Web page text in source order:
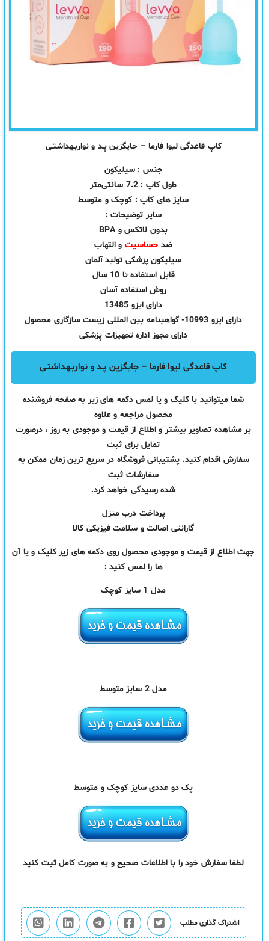
کاپ قاعدگی لیوا فارما – جایگزین پـد و نواربـهداشتـی
جنس : سیلیکون
طول کاپ : 7.2 سانتی‌متر
سایز های کاپ : کوچک و متوسط
سایر توضیحات :
بدون لاتکس و BPA
ضدحساسیت و التهاب
سیلیکون پزشکی تولید آلمان
قابل استفاده تا 10 سال
روش استفاده آسان
دارای ایزو 13485
دارای ایزو 10993- گواهینامه بین المللی زیست سازگاری محصول
دارای مجوز اداره تجهیزات پزشکی
کاپ قاعدگی لیوا فارما – جایگزین پـد و نواربـهداشتـی
شما میتوانید با کلیک و یا لمس دکمه های زیر به صفحه فروشنده
محصول مراجعه و علاوه
بر مشاهده تصاویر بیشتر و اطلاع از قیمت و موجودی به روز ، درصورت
تمایل برای ثبت
سفارش اقدام کنید. پشتیبانی فروشگاه در سریع ترین زمان ممکن به
سفارشات ثبت
شده رسیدگی خواهد کرد.
پرداخت درب منزل
گارانتی اصالت و سلامت فیزیکی کالا
جهت اطلاع از قیمت و موجودی محصول روی دکمه های زیر کلیک و یا آن
ها را لمس کنید :
مدل 1 سایز کوچک
مدل 2 سایز متوسط
پک دو عددی سایز کوچک و متوسط
لطفا سفارش خود را با اطلاعات صحیح و به صورت کامل ثبت کنید
اشتراک گذاری مطلب